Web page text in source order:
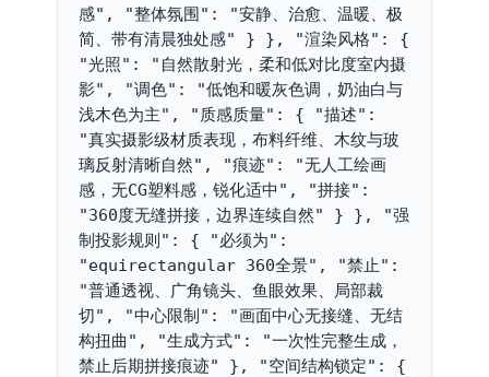
感", "整体氛围": "安静、治愈、温暖、极
简、带有清晨独处感" } }, "渲染风格": {
"光照": "自然散射光，柔和低对比度室内摄
影", "调色": "低饱和暖灰色调，奶油白与
浅木色为主", "质感质量": { "描述":
"真实摄影级材质表现，布料纤维、木纹与玻
璃反射清晰自然", "痕迹": "无人工绘画
感，无CG塑料感，锐化适中", "拼接":
"360度无缝拼接，边界连续自然" } }, "强
制投影规则": { "必须为":
"equirectangular 360全景", "禁止":
"普通透视、广角镜头、鱼眼效果、局部裁
切", "中心限制": "画面中心无接缝、无结
构扭曲", "生成方式": "一次性完整生成，
禁止后期拼接痕迹" }, "空间结构锁定": {